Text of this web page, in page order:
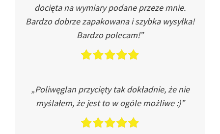
docięta na wymiary podane przeze mnie.
Bardzo dobrze zapakowana i szybka wysyłka!
Bardzo polecam!”
„Poliwęglan przycięty tak dokładnie, że nie
myślałem, że jest to w ogóle możliwe :)”